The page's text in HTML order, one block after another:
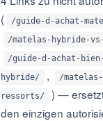
(
/guide-d-achat-
/matelas-hybride-vs-
/guide-d-achat-
hybride/
,
/
ressorts/
) —
den einzigen